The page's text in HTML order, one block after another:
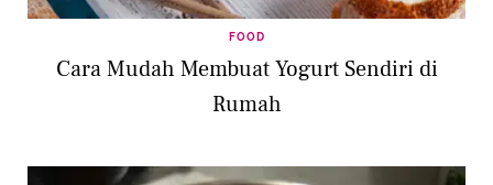
FOOD
Cara Mudah Membuat Yogurt Sendiri di
Rumah